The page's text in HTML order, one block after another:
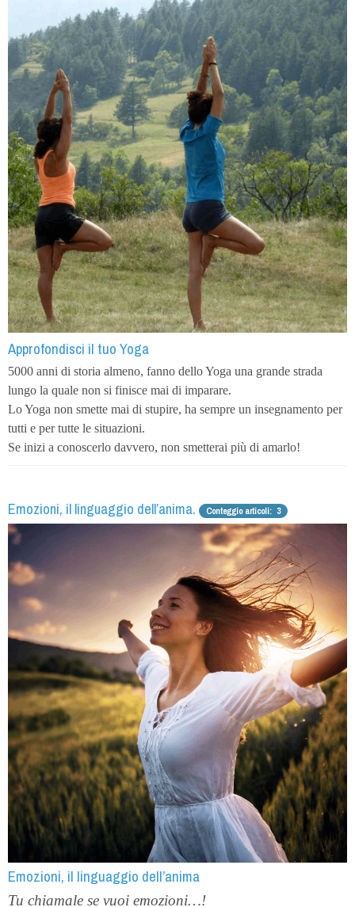
Approfondisci il tuo Yoga
5000 anni di storia almeno, fanno dello Yoga una grande strada
lungo la quale non si finisce mai di imparare.
Lo Yoga non smette mai di stupire, ha sempre un insegnamento per
tutti e per tutte le situazioni.
Se inizi a conoscerlo davvero, non smetterai più di amarlo!
Emozioni, il linguaggio dell’anima. Conteggio articoli: 3
Emozioni, il linguaggio dell’anima
Tu chiamale se vuoi emozioni…!